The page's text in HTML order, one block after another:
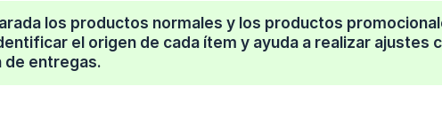
los productos normales y los productos
el origen de cada ítem y ayuda a realizar ajustes
de entregas.